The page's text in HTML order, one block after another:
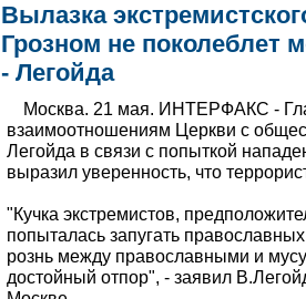
Вылазка
Грозном не поколеблет
- Легойда
Москва. 21 мая. ИНТЕРФАКС -
взаимоотношениям Церкви с
Легойда в связи с попыткой
выразил уверенность, что
"Кучка экстремистов,
попыталась запугать
рознь между православными и
достойный отпор", - заявил